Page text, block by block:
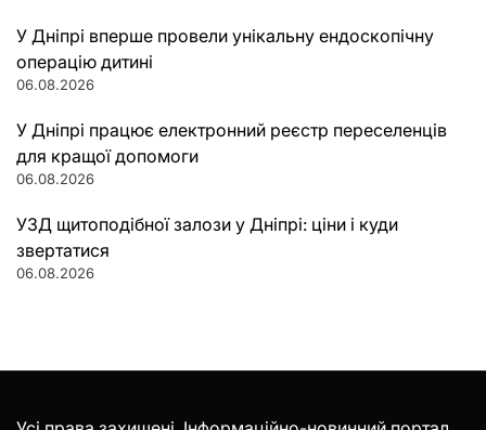
У Дніпрі вперше провели унікальну ендоскопічну
операцію дитині
06.08.2026
У Дніпрі працює електронний реєстр переселенців
для кращої допомоги
06.08.2026
УЗД щитоподібної залози у Дніпрі: ціни і куди
звертатися
06.08.2026